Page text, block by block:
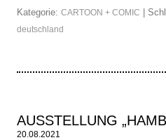
Kategorie: CARTOON + COMIC |
deutschland
AUSSTELLUNG
20.08.2021